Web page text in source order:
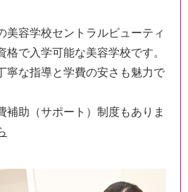
美容学校セントラルビューティ
格で入学可能な美容学校です。
寧な指導と学費の安さも魅力で
補助（サポート）制度もありま